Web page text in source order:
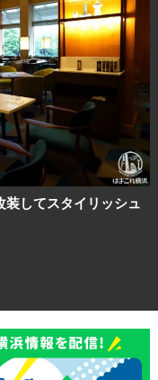
装してスタイリッシュ